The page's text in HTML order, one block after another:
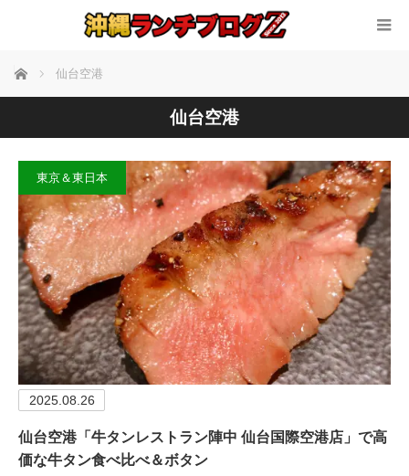
ホーム 仙台空港
仙台空港
東京＆東日本
2025.08.26
仙台空港「牛タンレストラン陣中 仙台国際空港店」で高
価な牛タン食べ比べ＆ボタン